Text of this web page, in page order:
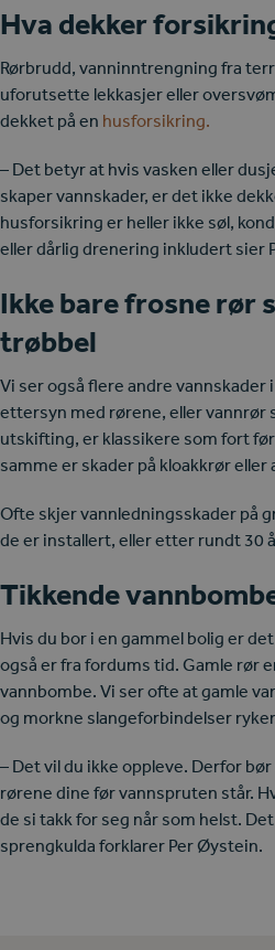
Hva dekker
Rørbrudd, vanninntrengning fra
uforutsette lekkasjer eller
dekket på en husforsikring.
– Det betyr at hvis vasken eller
skaper vannskader, er det ikke
husforsikring er heller ikke søl,
eller dårlig drenering inkludert sier
Ikke bare frosne rør
trøbbel
Vi ser også flere andre vannskader
ettersyn med rørene, eller vannrør
utskifting, er klassikere som fort
samme er skader på kloakkrør eller
Ofte skjer vannledningsskader på
de er installert, eller etter rundt 30
Tikkende
Hvis du bor i en gammel bolig er
også er fra fordums tid. Gamle rør
vannbombe. Vi ser ofte at gamle
og morkne slangeforbindelser
– Det vil du ikke oppleve. Derfor
rørene dine før vannspruten står.
de si takk for seg når som helst.
sprengkulda forklarer Per Øystein.